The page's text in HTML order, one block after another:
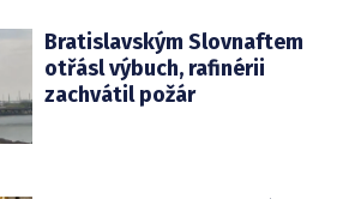
Bratislavským Slovnaftem
otřásl výbuch, rafinérii
zachvátil požár